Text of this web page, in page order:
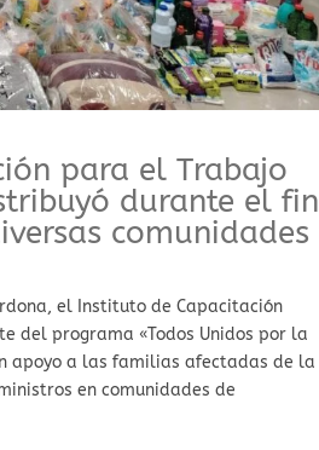
para el Trabajo
durante el fin
comunidades
el Instituto de Capacitación
del programa «Todos Unidos por la
apoyo a las familias afectadas de la
en comunidades de